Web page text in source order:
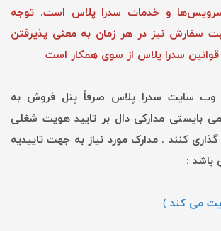
سرویس‌‏ها و خدمات سدرا پلاس است. توجه
سفارش نیز در هر زمان به معنی پذیرفتن
قوانین سدرا پلاس از سوی همکار است
وب سایت سدرا پلاس صرفاً پنل فروش به
بایستی مدارکی دال بر تایید هویت شغلی
کنند . مدارک مورد نیاز به جهت تاییدیه
باشد :
می کند )